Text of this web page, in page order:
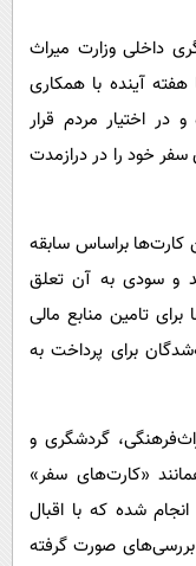
داخلی وزارت میراث‌
آینده با همکاری
در اختیار مردم قرار
سفر خود را در درازمدت
کارت‌ها براساس سابقه
و سودی به آن تعلق
برای تامین منابع مالی
برای پرداخت به
گردشگری و
«کارت‌های سفر»
شده که با اقبال
صورت گرفته